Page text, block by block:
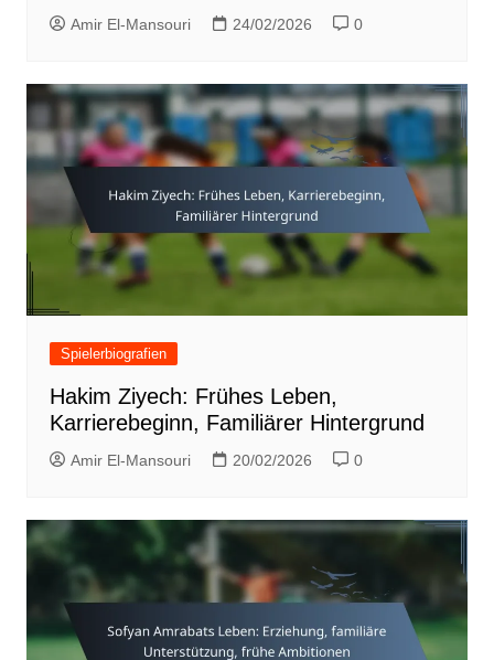
Amir El-Mansouri 24/02/2026 0
Spielerbiografien
Hakim Ziyech: Frühes Leben,
Karrierebeginn, Familiärer Hintergrund
Amir El-Mansouri 20/02/2026 0